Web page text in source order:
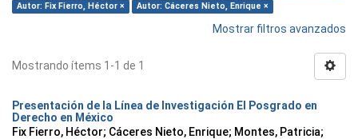
Autor: Fix Fierro, Héctor ×
Autor: Cáceres Nieto, Enrique ×
Mostrar filtros avanzados
Mostrando ítems 1-1 de 1
Presentación de la Línea de Investigación El Posgrado en
Derecho en México
Fix Fierro, Héctor; Cáceres Nieto, Enrique; Montes, Patricia;